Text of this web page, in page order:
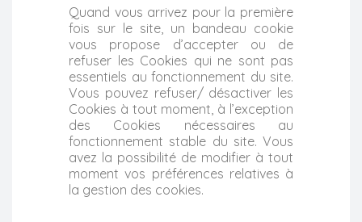
Quand vous arrivez pour la première
fois sur le site, un bandeau cookie
vous propose d’accepter ou de
refuser les Cookies qui ne sont pas
essentiels au fonctionnement du site.
Vous pouvez refuser/ désactiver les
Cookies à tout moment, à l’exception
des Cookies nécessaires au
fonctionnement stable du site. Vous
avez la possibilité de modifier à tout
moment vos préférences relatives à
la gestion des cookies.